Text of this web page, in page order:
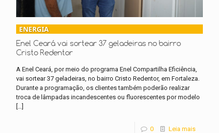
ENERGIA
Enel Ceará vai sortear 37 geladeiras no bairro
Cristo Redentor
A Enel Ceará, por meio do programa Enel Compartilha Eficiência,
vai sortear 37 geladeiras, no bairro Cristo Redentor, em Fortaleza.
Durante a programação, os clientes também poderão realizar
troca de lâmpadas incandescentes ou fluorescentes por modelo
0 Leia mais